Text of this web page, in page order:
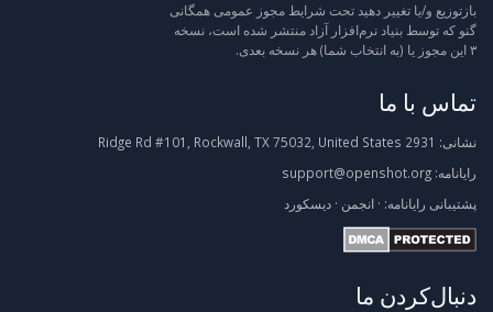
بازتوزیع و/یا تغییر دهید تحت شرایط مجوز عمومی همگانی
گنو که توسط بنیاد نرم‌افزار آزاد منتشر شده است، نسخه
۳ این مجوز یا (به انتخاب شما) هر نسخه بعدی.
تماس با ما
نشانی:
رایانامه: support@openshot.org
پشتیبانی رایانامه: · انجمن · دیسکورد
دنبال‌کردن ما